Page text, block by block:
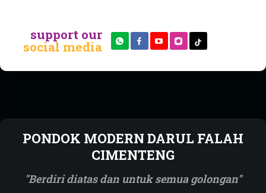
support our
social media
PONDOK MODERN DARUL FALAH
CIMENTENG
Berdiri diatas dan untuk semua golongan